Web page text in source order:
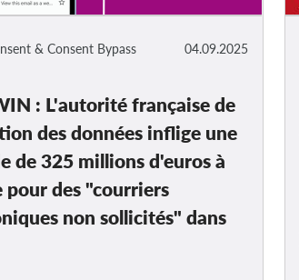
04.09.2025
& Consent Bypass
: L'autorité française de
des données inflige une
de 325 millions d'euros à
pour des "courriers
non sollicités" dans